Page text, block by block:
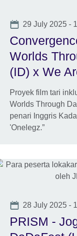
Date
29 July 2025 -
Worlds
(ID) x We
Proyek film tari
Worlds Through
penari Inggris
'Onelegz.”
Date
28 July 2025 -
PRISM -